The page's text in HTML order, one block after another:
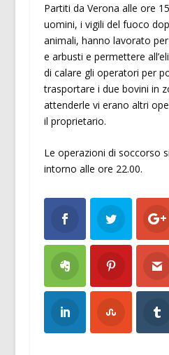
Partiti da Verona alle ore
uomini, i vigili del fuoco
animali, hanno lavorato
e arbusti e permettere
di calare gli operatori per
trasportare i due bovini in
attenderle vi erano altri
il proprietario.
Le operazioni di soccorso
intorno alle ore 22.00.